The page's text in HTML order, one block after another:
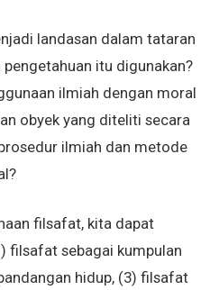
landasan dalam tataran
itu digunakan?
ilmiah dengan moral
obyek yang diteliti secara
ilmiah dan metode
filsafat, kita dapat
filsafat sebagai kumpulan
hidup, (3) filsafat